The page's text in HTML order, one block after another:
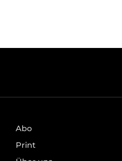
Abo
Print